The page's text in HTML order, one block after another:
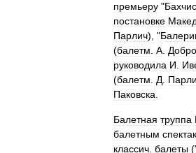
премьеру "
постановке
Парлич), "
(балетм А
руководила И
(балетм Д
Паковска
Балетная труппа
балетным
классич балеты